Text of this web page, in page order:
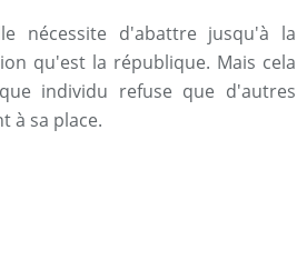
nécessite d'abattre jusqu'à la
qu'est la république. Mais cela
individu refuse que d'autres
à sa place.